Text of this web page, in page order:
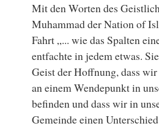
Mit den Worten des
Muhammad der Nation of
Fahrt „... wie das Spalten
entfachte in jedem etwas.
Geist der Hoffnung, dass
an einem Wendepunkt in
befinden und dass wir in
Gemeinde einen